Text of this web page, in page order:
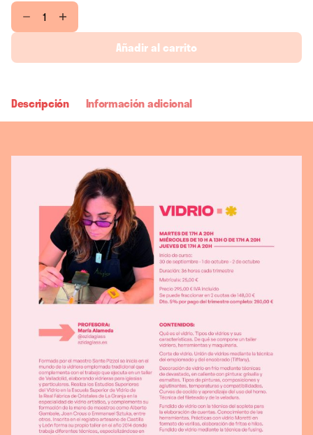
Vidrio
cantidad
Añadir al carrito
Descripción Información adicional